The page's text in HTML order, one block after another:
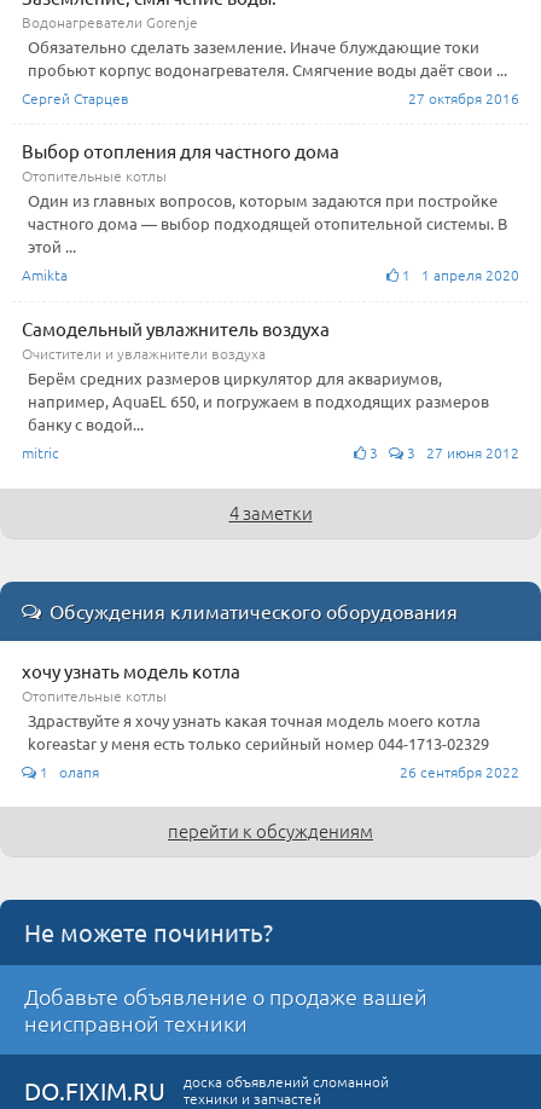
Водонагреватели Gorenje
Обязательно сделать заземление. Иначе блуждающие токи
пробьют корпус водонагревателя. Смягчение воды даёт свои ...
Сергей Старцев 27 октября 2016
Выбор отопления для частного дома
Отопительные котлы
Один из главных вопросов, которым задаются при постройке
частного дома — выбор подходящей отопительной системы. В
этой ...
Amikta 1 1 апреля 2020
Самодельный увлажнитель воздуха
Очистители и увлажнители воздуха
Берём средних размеров циркулятор для аквариумов,
например, AquaEL 650, и погружаем в подходящих размеров
банку с водой...
mitric 3 3 27 июня 2012
4 заметки
Обсуждения климатического оборудования
хочу узнать модель котла
Отопительные котлы
Здраствуйте я хочу узнать какая точная модель моего котла
koreastar у меня есть только серийный номер 044-1713-02329
1 олапя 26 сентября 2022
перейти к обсуждениям
Не можете починить?
Добавьте объявление о продаже вашей
неисправной техники
DO.FIXIM.RU
доска объявлений сломанной
техники и запчастей